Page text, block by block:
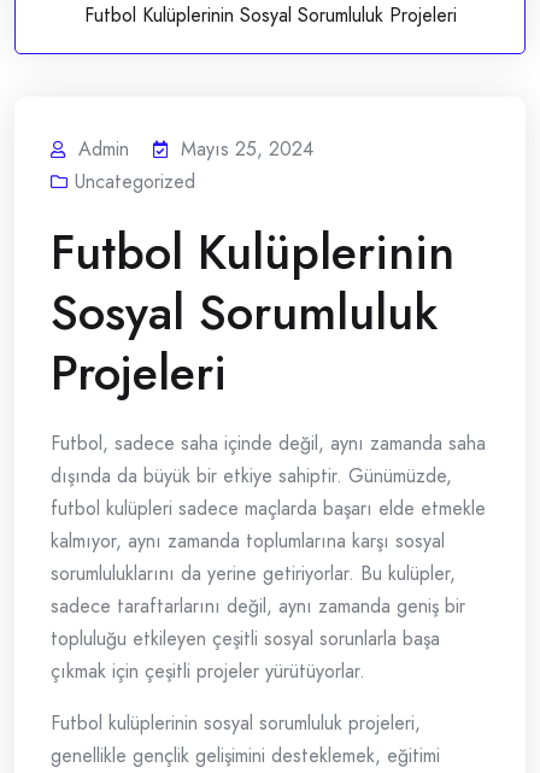
Futbol Kulüplerinin Sosyal Sorumluluk Projeleri
Admin
Mayıs 25, 2024
Uncategorized
Futbol Kulüplerinin
Sosyal Sorumluluk
Projeleri
Futbol, sadece saha içinde değil, aynı zamanda saha
dışında da büyük bir etkiye sahiptir. Günümüzde,
futbol kulüpleri sadece maçlarda başarı elde etmekle
kalmıyor, aynı zamanda toplumlarına karşı sosyal
sorumluluklarını da yerine getiriyorlar. Bu kulüpler,
sadece taraftarlarını değil, aynı zamanda geniş bir
topluluğu etkileyen çeşitli sosyal sorunlarla başa
çıkmak için çeşitli projeler yürütüyorlar.
Futbol kulüplerinin sosyal sorumluluk projeleri,
genellikle gençlik gelişimini desteklemek, eğitimi